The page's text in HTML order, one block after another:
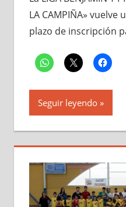
LA CAMPIÑA» vuelve
plazo de inscripción
Seguir leyendo